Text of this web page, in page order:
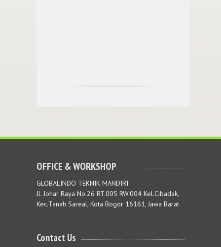
OFFICE & WORKSHOP
GLOBALINDO TEKNIK MANDIRI
Jl. Johar Raya No.26 RT.005 RW.004 Kel.Cibadak,
Kec.Tanah Sareal, Kota Bogor 16161, Jawa Barat
Contact Us